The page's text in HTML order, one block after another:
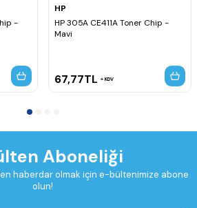
-
HP
HP 305A CE411A Toner Chip -
Mavi
67,77TL KDV
Aboneliği
haberdar olmak için e-bültenimize abone
olun!